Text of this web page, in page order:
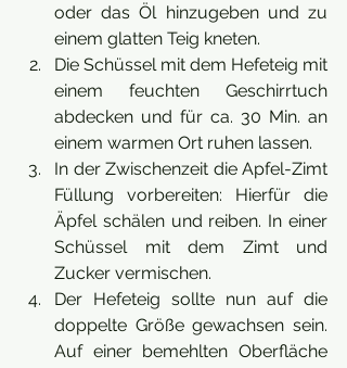
oder das Öl hinzugeben und zu
einem glatten Teig kneten.
Die Schüssel mit dem Hefeteig mit
einem feuchten Geschirrtuch
abdecken und für ca. 30 Min. an
einem warmen Ort ruhen lassen.
In der Zwischenzeit die Apfel-Zimt
Füllung vorbereiten: Hierfür die
Äpfel schälen und reiben. In einer
Schüssel mit dem Zimt und
Zucker vermischen.
Der Hefeteig sollte nun auf die
doppelte Größe gewachsen sein.
Auf einer bemehlten Oberfläche